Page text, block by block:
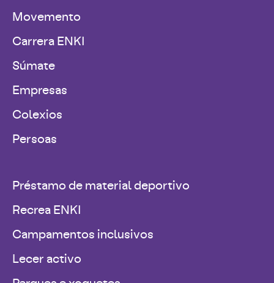
Movemento
Carrera ENKI
Súmate
Empresas
Colexios
Persoas
Préstamo de material deportivo
Recrea ENKI
Campamentos inclusivos
Lecer activo